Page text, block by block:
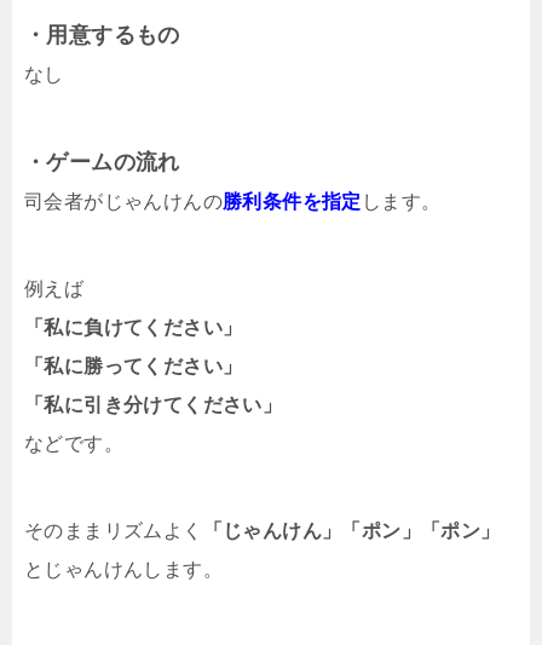
・用意するもの
なし
・ゲームの流れ
司会者がじゃんけんの勝利条件を指定 します。
例えば
「私に負けてください」
「私に勝ってください」
「私に引き分けてください」
などです。
そのままリズムよく
「じゃんけん」「ポン」「ポン」
とじゃんけんします。